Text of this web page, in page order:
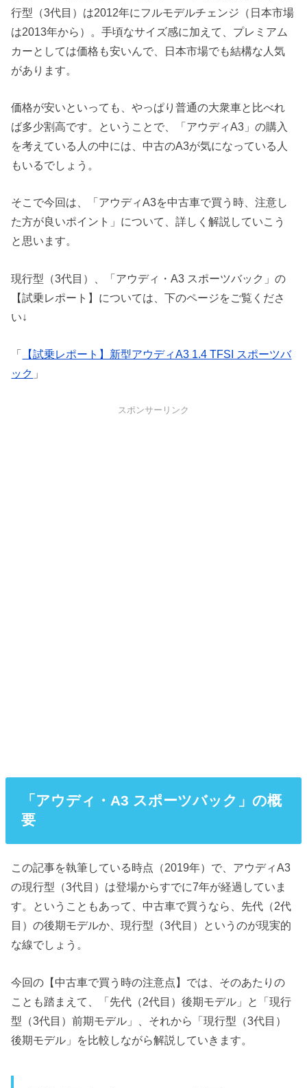
行型（3代目）は2012年にフルモデルチェンジ（日本市場
は2013年から）。手頃なサイズ感に加えて、プレミアム
カーとしては価格も安いんで、日本市場でも結構な人気
があります。
価格が安いといっても、やっぱり普通の大衆車と比べれ
ば多少割高です。ということで、「アウディA3」の購入
を考えている人の中には、中古のA3が気になっている人
もいるでしょう。
そこで今回は、「アウディA3を中古車で買う時、注意し
た方が良いポイント」について、詳しく解説していこう
と思います。
現行型（3代目）、「アウディ・A3 スポーツバック」の
【試乗レポート】については、下のページをご覧くださ
い↓
「 【試乗レポート】新型アウディA3 1.4 TFSI スポーツバ
ック 」
スポンサーリンク
「アウディ・A3 スポーツバック」の概
要
この記事を執筆している時点（2019年）で、アウディA3
の現行型（3代目）は登場からすでに7年が経過していま
す。ということもあって、中古車で買うなら、先代（2代
目）の後期モデルか、現行型（3代目）というのが現実的
な線でしょう。
今回の【中古車で買う時の注意点】では、そのあたりの
ことも踏まえて、「先代（2代目）後期モデル」と「現行
型（3代目）前期モデル」、それから「現行型（3代目）
後期モデル」を比較しながら解説していきます。